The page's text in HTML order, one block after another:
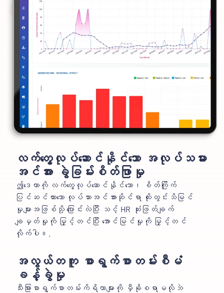
လက်တွေ့လုပ်ဆောင်နိုင်သော အလုပ်သမား
အင်အား ခွဲခြမ်းစိတ်ဖြာမှု
ဤဒေတာကို လက်တွေ့လုပ်ဆောင်နိုင်သော၊ စိတ်ကြိုက်
ပြင်ဆင်ထားသော လုပ်သားအင်အားဆိုင်ရာ ထိုးထွင်းသိမြင်
မှုများအဖြစ်သို့ ပြောင်းလဲပြီး သင့် HR ဆုံးဖြတ်ချက်
ချမှတ်မှုကို မြှင့်တင်ပြီး အောင်မြင်မှုကို မြှင့်တင်
လိုက်ပါ။.
အလွယ်တကူ စာရွက်စာတမ်းစီမံ
ခန့်ခွဲမှု
သီးခြားစာရွက်စာတမ်းကိရိယာများကို မှီခိုစရာမလိုဘဲ